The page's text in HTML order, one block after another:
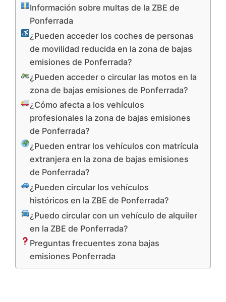
Información sobre multas de la ZBE de
Ponferrada
¿Pueden acceder los coches de personas
de movilidad reducida en la zona de bajas
emisiones de Ponferrada?
¿Pueden acceder o circular las motos en la
zona de bajas emisiones de Ponferrada?
¿Cómo afecta a los vehículos
profesionales la zona de bajas emisiones
de Ponferrada?
¿Pueden entrar los vehículos con matrícula
extranjera en la zona de bajas emisiones
de Ponferrada?
¿Pueden circular los vehículos
históricos en la ZBE de Ponferrada?
¿Puedo circular con un vehículo de alquiler
en la ZBE de Ponferrada?
Preguntas frecuentes zona bajas
emisiones Ponferrada